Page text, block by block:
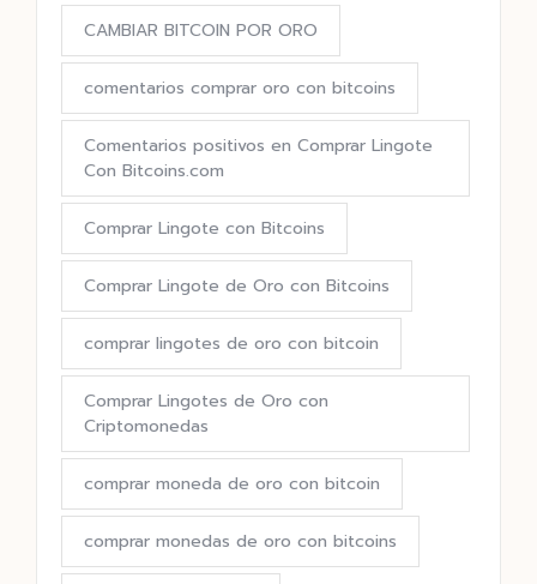
CAMBIAR BITCOIN POR ORO
comentarios comprar oro con bitcoins
Comentarios positivos en Comprar Lingote
Con Bitcoins.com
Comprar Lingote con Bitcoins
Comprar Lingote de Oro con Bitcoins
comprar lingotes de oro con bitcoin
Comprar Lingotes de Oro con
Criptomonedas
comprar moneda de oro con bitcoin
comprar monedas de oro con bitcoins